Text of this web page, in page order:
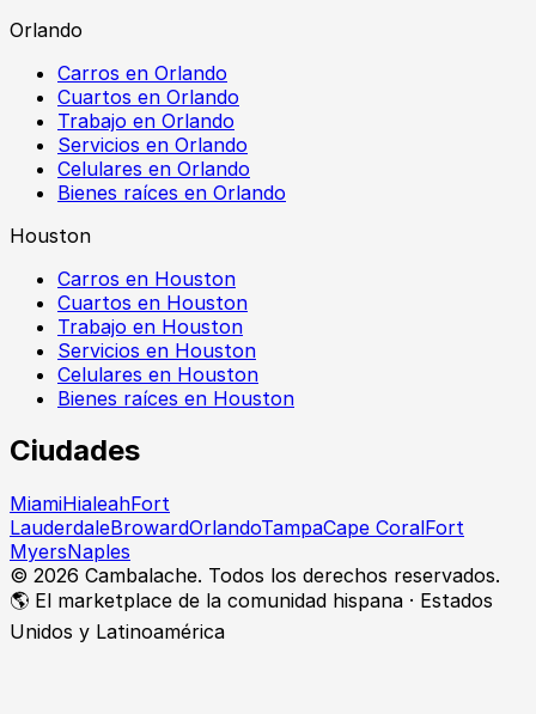
Orlando
Carros en Orlando
Cuartos en Orlando
Trabajo en Orlando
Servicios en Orlando
Celulares en Orlando
Bienes raíces en Orlando
Houston
Carros en Houston
Cuartos en Houston
Trabajo en Houston
Servicios en Houston
Celulares en Houston
Bienes raíces en Houston
Ciudades
MiamiHialeahFort
LauderdaleBrowardOrlandoTampaCape CoralFort
MyersNaples
© 2026 Cambalache. Todos los derechos reservados.
🌎 El marketplace de la comunidad hispana · Estados
Unidos y Latinoamérica